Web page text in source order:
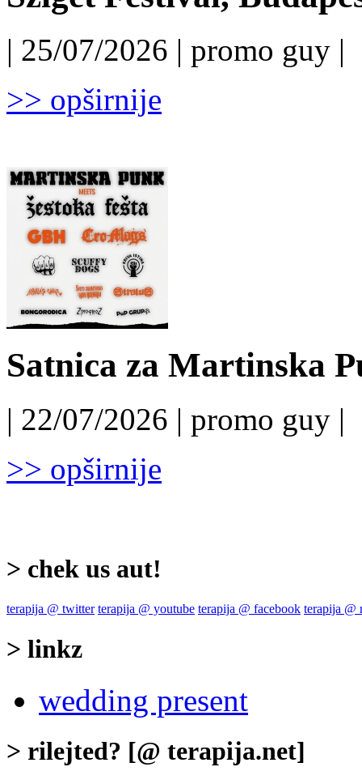
| 25/07/2026 | promo guy |
>> opširnije
Satnica za Martinska
| 22/07/2026 | promo guy |
>> opširnije
> chek us aut!
terapija @ twitter terapija @ youtube terapija @ facebook terapija @
> linkz
wedding present
> rilejted? [@ terapija.net]